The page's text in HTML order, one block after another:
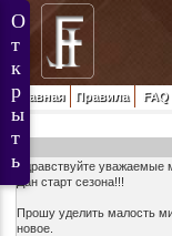
Главная Правила FAQ
Здравствуйте
Дан старт сезона!!!
Прошу уделить малость
новое.